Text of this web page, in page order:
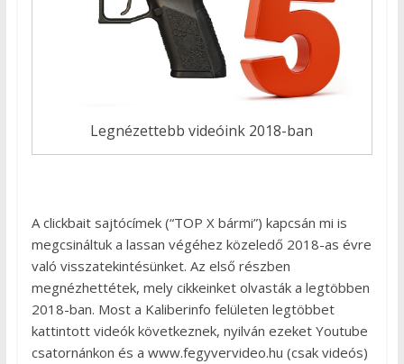
Legnézettebb videóink 2018-ban
A clickbait sajtócímek (“TOP X bármi”) kapcsán mi is
megcsináltuk a lassan végéhez közeledő 2018-as évre
való visszatekintésünket. Az első részben
megnézhettétek, mely cikkeinket olvasták a legtöbben
2018-ban. Most a Kaliberinfo felületen legtöbbet
kattintott videók következnek, nyilván ezeket Youtube
csatornánkon és a www.fegyvervideo.hu (csak videós)